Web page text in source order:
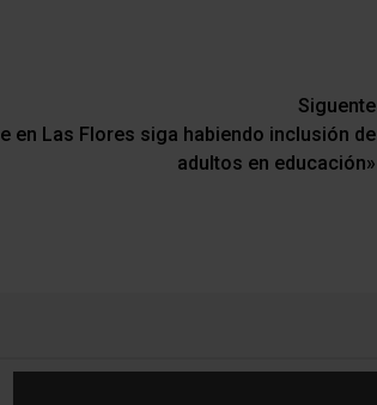
Siguente
en Las Flores siga habiendo inclusión de
adultos en educación»